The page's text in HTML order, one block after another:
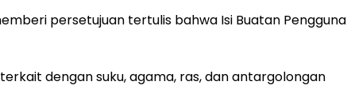
persetujuan tertulis bahwa Isi Buatan Pengguna
dengan suku, agama, ras, dan antargolongan